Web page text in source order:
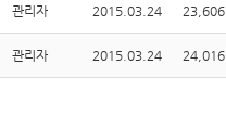
관리자 2015.03.24 23,606
관리자 2015.03.24 24,016